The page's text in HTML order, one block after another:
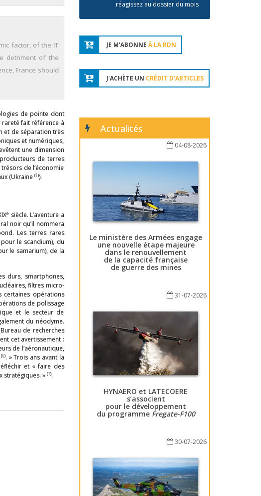
factor, of the IT
detriment of the
France should
de pointe dont
rareté fait référence à
et de séparation très
et numériques,
une dimension
de terres
de l’économie
(Ukraine (1)).
e siècle. L’aventure a
noir qu’il nommera
Les terres rares
le scandium), du
le samarium), de la
durs, smartphones,
filtres micro-
certaines opérations
de polissage
et le secteur de
du néodyme.
de recherches
cet avertissement :
de l’aéronautique,
(6). » Trois ans avant la
et « faire des
stratégiques. » (7).
réagissez au dossier du mois
JE M'ABONNE À LA RDN
J'ACHÈTE UN CRÉDIT D'ARTICLES
Actualités
04-08-2026
Le ministère des Armées engage
une nouvelle étape majeure
dans le renouvellement
de la capacité française
de guerre des mines
31-07-2026
HYNAERO et LATECOERE
s’associent
pour le développement
du programme Fregate-F100
30-07-2026